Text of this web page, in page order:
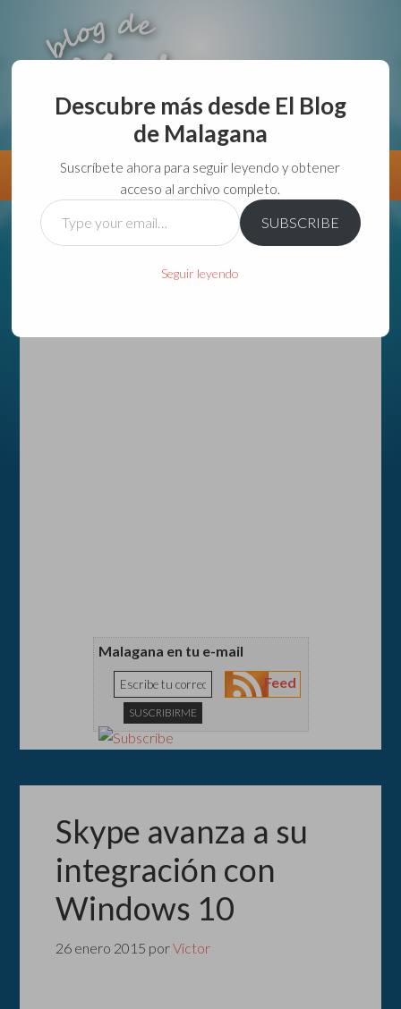
aunque lo haga de malas lo hago....
Información Directorio VivirGuadalajara
Malagana en tu e-mail
Feed
Skype avanza a su
integración con
Windows 10
26 enero 2015 porVictor
Descubre más desde El Blog
de Malagana
Suscríbete ahora para seguir leyendo y obtener
acceso al archivo completo.
Type
your
SUBSCRIBE
Seguir leyendo